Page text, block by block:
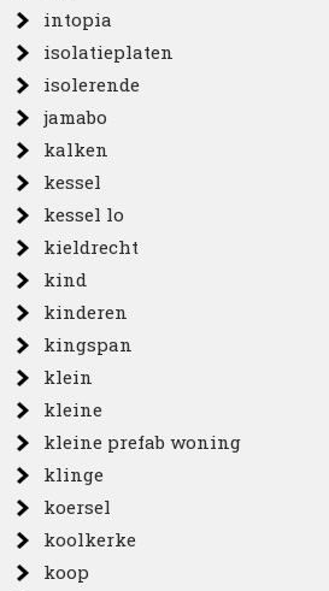
intopia
isolatieplaten
isolerende
jamabo
kalken
kessel
kessel lo
kieldrecht
kind
kinderen
kingspan
klein
kleine
kleine prefab woning
klinge
koersel
koolkerke
koop